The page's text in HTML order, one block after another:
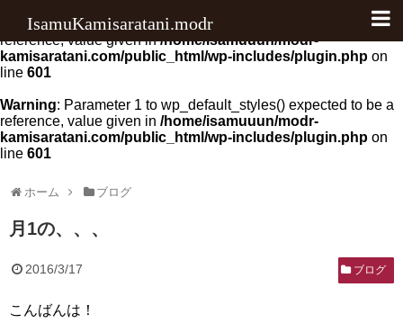
Warning: Parameter 1 to wp_default_scripts() expected to be a
reference, value given in/home/isamuuun/modr-
kamisaratani.com/public_html/wp-includes/plugin.php on
line 601
Warning: Parameter 1 to wp_default_styles() expected to be a
reference, value given in /home/isamuuun/modr-
kamisaratani.com/public_html/wp-includes/plugin.php on
line 601
IsamuKamisaratani.modr
ホーム ブログ
月1の、、、
2016/3/17 ブログ
こんばんは！
料金
アクセス
クチコミ